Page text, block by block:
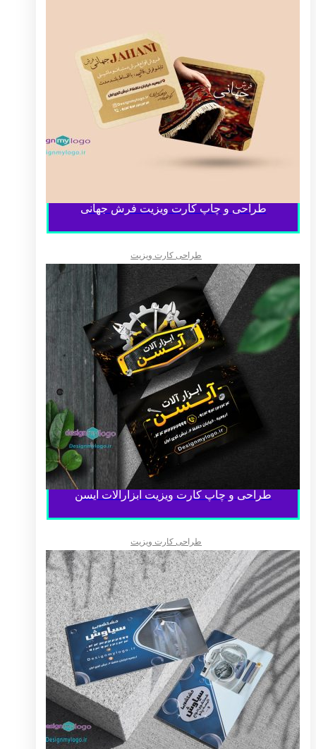
طراحی و چاپ کارت ویزیت فرش جهانی
طراحی کارت ویزیت
طراحی و چاپ کارت ویزیت ابزارآلات آیسن
طراحی کارت ویزیت